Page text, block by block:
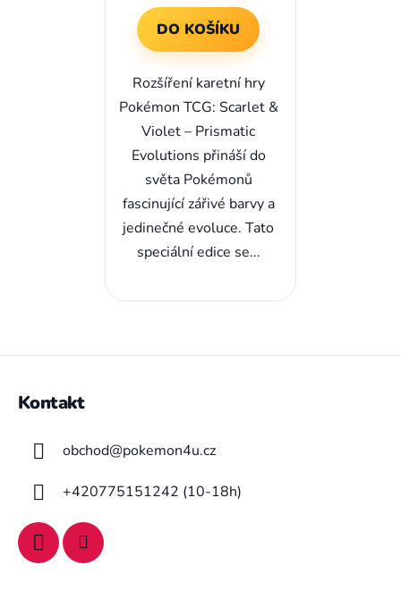
DO KOŠÍKU
Rozšíření karetní hry
Pokémon TCG: Scarlet &
Violet – Prismatic
Evolutions přináší do
světa Pokémonů
fascinující zářivé barvy a
jedinečné evoluce. Tato
speciální edice se...
Kontakt
obchod@pokemon4u.cz
+420775151242 (10-18h)